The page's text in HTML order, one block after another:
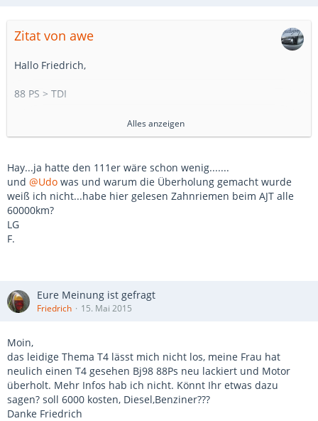
Zitat von awe
Hallo Friedrich,
88 PS > TDI
Es ist der sogenannte Handwerker - TDI.
Brust sein.
Zu empfehlen ist auf jeden Fall der 75kw/102 PS.
Gruß Andreas
Alles anzeigen
Hay...ja hatte den 111er wäre schon wenig.......
und @Udo was und warum die Überholung gemacht wurde
weiß ich nicht...habe hier gelesen Zahnriemen beim AJT alle
60000km?
LG
F.
Eure Meinung ist gefragt
Friedrich 15. Mai 2015
Moin,
das leidige Thema T4 lässt mich nicht los, meine Frau hat
neulich einen T4 gesehen Bj98 88Ps neu lackiert und Motor
überholt. Mehr Infos hab ich nicht. Könnt Ihr etwas dazu
sagen? soll 6000 kosten, Diesel,Benziner???
Danke Friedrich